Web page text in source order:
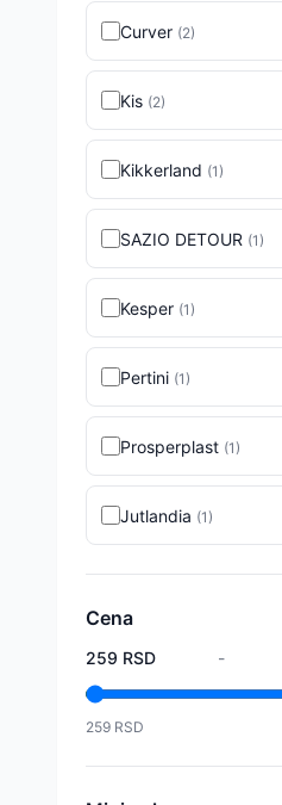
Curver (2)
Kis (2)
Kikkerland (1)
SAZIO DETOUR (1)
Kesper (1)
Pertini (1)
Prosperplast (1)
Jutlandia (1)
Cena
259 RSD -
259 RSD